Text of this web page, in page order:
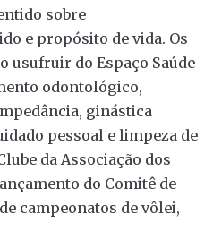
sobre
e propósito de vida. Os
usufruir do Espaço Saúde
odontológico,
ginástica
pessoal e limpeza de
da Associação dos
do Comitê de
campeonatos de vôlei,